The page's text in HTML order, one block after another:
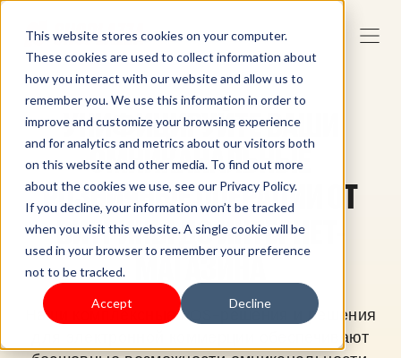
This website stores cookies on your computer.
These cookies are used to collect information about
how you interact with our website and allow us to
remember you. We use this information in order to
improve and customize your browsing experience
and for analytics and metrics about our visitors both
on this website and other media. To find out more
about the cookies we use, see our Privacy Policy.
If you decline, your information won’t be tracked
when you visit this website. A single cookie will be
used in your browser to remember your preference
not to be tracked.
Accept Decline
УНИФИЦИРУЙТЕ ВАШИ
ОМНИКАНАЛЬНЫЕ
РОЗНИЧНЫЕ ОПЕРАЦИИ ОТ
ВИТРИНЫ ДО ИНТЕРНЕТ-
МАГАЗИНА
Наши комплексные POS-решения и решения
для электронной коммерции обеспечивают